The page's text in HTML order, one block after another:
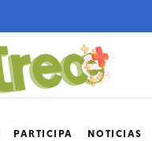
PARTICIPA NOTICIAS